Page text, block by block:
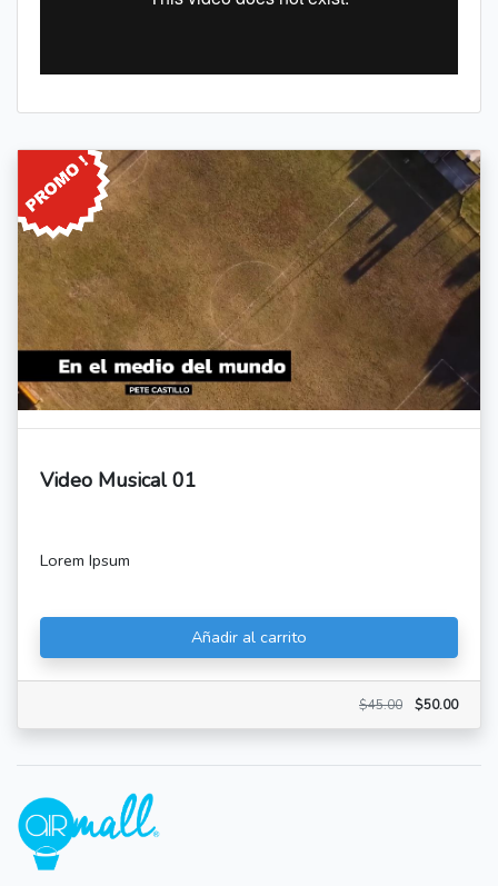
Video Musical 01
Lorem Ipsum
Añadir al carrito
$45.00 $50.00